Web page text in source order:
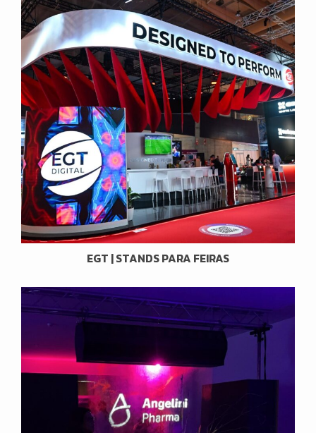
EGT | STANDS PARA FEIRAS